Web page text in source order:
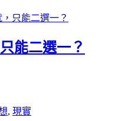
只能二選一？
能二選一？
, 現實